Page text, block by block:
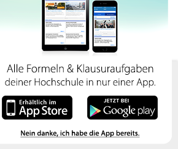
verwendet Cookies. Indem
und ihre Angebote nutzen
akzeptieren Sie diese